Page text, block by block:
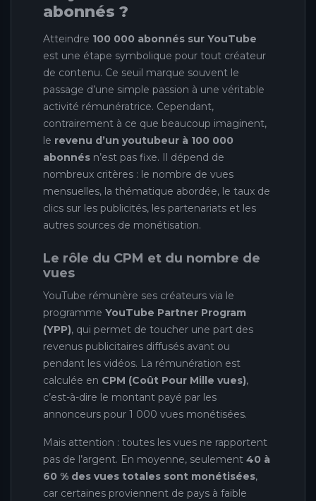
abonnés ?
Atteindre 100 000 abonnés sur YouTube
est une étape symbolique pour tout créateur
de contenu. Ce seuil marque souvent le
passage d’une simple passion à une véritable
activité rémunératrice. Cependant,
contrairement à ce que beaucoup imaginent,
le revenu d’un youtubeur à 100 000
abonnés n’est pas fixe. Il dépend de
nombreux critères : le nombre de vues
mensuelles, la thématique abordée, le taux de
clics sur les publicités, les partenariats et les
autres sources de monétisation.
Le rôle du CPM et du nombre de
vues
YouTube rémunère ses créateurs via le
programme YouTube Partner Program
(YPP), qui permet de toucher une part des
revenus publicitaires diffusés avant ou
pendant les vidéos. La rémunération est
calculée en CPM (Coût Pour Mille vues),
c’est-à-dire le montant payé par les
annonceurs pour 1 000 vues monétisées.
Mais attention : toutes les vues ne rapportent
pas de l’argent. En moyenne, seulement 40 à
60 % des vues totales sont monétisées,
car certaines proviennent de pays à faible